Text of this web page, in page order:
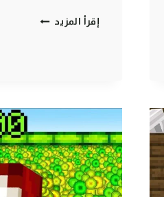
إقرأ المزيد كلانس
انتقـام
من
الكلان
الاصفر
)
😈